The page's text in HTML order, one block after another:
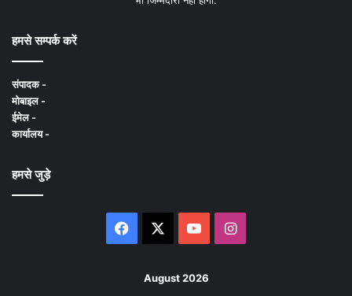
हमसे सम्पर्क करें
संपादक -
मोबाइल -
ईमेल -
कार्यालय -
हमसे जुड़े
Facebook YouTubeInstagram
August 2026